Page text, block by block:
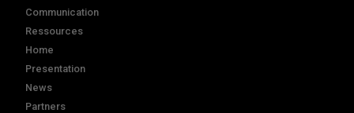
Communication
Ressources
Home
Presentation
News
Partners